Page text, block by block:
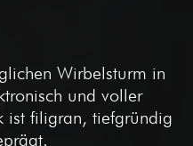
Wirbelsturm in
und voller
ist filigran, tiefgründig